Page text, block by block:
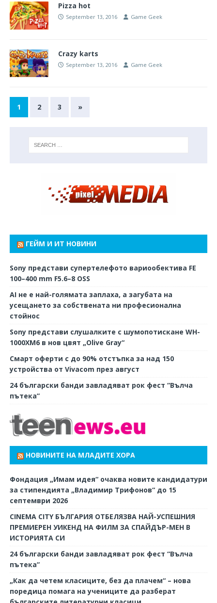
Pizza hot
September 13, 2016 Game Geek
Crazy karts
September 13, 2016 Game Geek
1 2 3 »
ГЕЙМ И ИТ НОВИНИ
Sony представи супертелефото вариообектива FE
100–400 mm F5.6–8 OSS
AI не е най-голямата заплаха, а загубата на
усещането за собствената ни професионална
стойнос
Sony представи слушалките с шумопотискане WH-
1000XM6 в нов цвят „Olive Gray“
Смарт оферти с до 90% отстъпка за над 150
устройства от Vivacom през август
24 български банди завладяват рок фест “Вълча
пътека”
НОВИНИТЕ НА МЛАДИТЕ ХОРА
Фондация „Имам идея“ очаква новите кандидатури
за стипендията „Владимир Трифонов“ до 15
септември 2026
CINEMA CITY БЪЛГАРИЯ ОТБЕЛЯЗВА НАЙ-УСПЕШНИЯ
ПРЕМИЕРЕН УИКЕНД НА ФИЛМ ЗА СПАЙДЪР-МЕН В
ИСТОРИЯТА СИ
24 български банди завладяват рок фест “Вълча
пътека”
„Как да четем класиците, без да плачем“ – нова
поредица помага на учениците да разберат